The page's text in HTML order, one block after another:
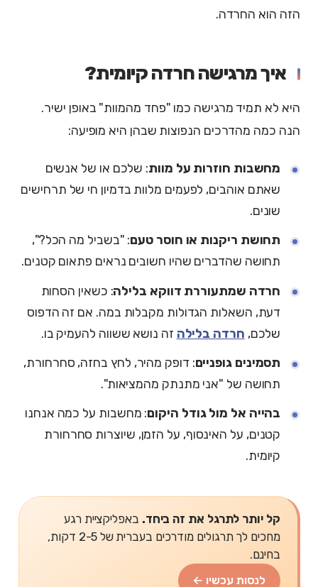
הזה הוא החרדה.
איך מרגישה חרדה קיומית?
היא לא תמיד מרגישה כמו "פחד מהמוות" באופן ישיר.
הנה כמה מהדרכים הנפוצות שבהן היא מופיעה:
מחשבות חוזרות על מוות: שלכם או של אנשים
שאתם אוהבים, לפעמים מלוות בדמיון חי של תרחישים
שונים.
תחושת ריקנות או חוסר טעם: "בשביל מה הכל?",
תחושה שהדברים שהיו חשובים נראים פתאום קטנים.
חרדה שמתעוררת דווקא בלילה: כשאין הסחות
דעת, השאלות הגדולות מקבלות במה. אם זה הדפוס
שלכם, חרדה בלילה זה נושא ששווה להעמיק בו.
תסמינים גופניים: דופק מהיר, לחץ בחזה, סחרחורת,
תחושה של "אני מתנתק מהמציאות".
בהייה אל מול גודל היקום: מחשבות על כמה אנחנו
קטנים, על האינסוף, על הזמן, שיוצרות סחרחורת
קיומית.
קל יותר לתרגל את זה ביחד. באפליקציית רגע
מחכים לך תרגולים מודרכים בעברית של 2-5 דקות,
בחינם.
לנסות עכשיו ←